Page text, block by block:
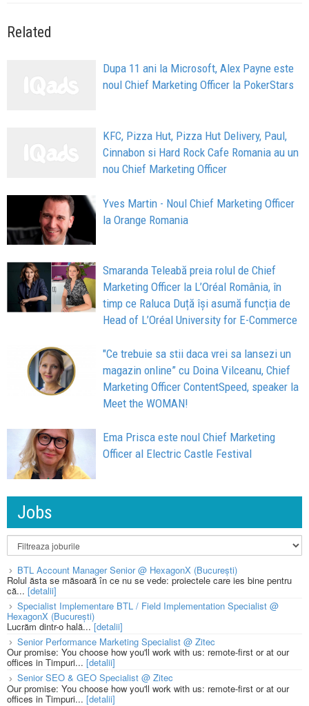
Related
Dupa 11 ani la Microsoft, Alex Payne este
noul Chief Marketing Officer la PokerStars
KFC, Pizza Hut, Pizza Hut Delivery, Paul,
Cinnabon si Hard Rock Cafe Romania au un
nou Chief Marketing Officer
Yves Martin - Noul Chief Marketing Officer
la Orange Romania
Smaranda Teleabă preia rolul de Chief
Marketing Officer la L’Oréal România, în
timp ce Raluca Duță își asumă funcția de
Head of L’Oréal University for E-Commerce
"Ce trebuie sa stii daca vrei sa lansezi un
magazin online” cu Doina Vilceanu, Chief
Marketing Officer ContentSpeed, speaker la
Meet the WOMAN!
Ema Prisca este noul Chief Marketing
Officer al Electric Castle Festival
Jobs
BTL Account Manager Senior @ HexagonX (București)
Rolul ăsta se măsoară în ce nu se vede: proiectele care ies bine pentru
că... [detalii]
Specialist Implementare BTL / Field Implementation Specialist @
HexagonX (București)
Lucrăm dintr-o hală... [detalii]
Senior Performance Marketing Specialist @ Zitec
Our promise: You choose how you'll work with us: remote-first or at our
offices in Timpuri... [detalii]
Senior SEO & GEO Specialist @ Zitec
Our promise: You choose how you'll work with us: remote-first or at our
offices in Timpuri... [detalii]